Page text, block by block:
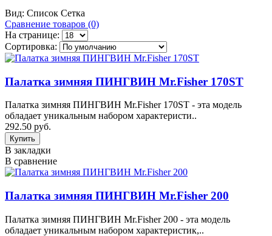
Вид: Список Сетка
Сравнение товаров (0)
На странице:
Сортировка:
Палатка зимняя ПИНГВИН Mr.Fisher 170ST
Палатка зимняя ПИНГВИН Mr.Fisher 170ST - эта модель
обладает уникальным набором характеристи..
292.50 руб.
В закладки
В сравнение
Палатка зимняя ПИНГВИН Mr.Fisher 200
Палатка зимняя ПИНГВИН Mr.Fisher 200 - эта модель
обладает уникальным набором характеристик,..